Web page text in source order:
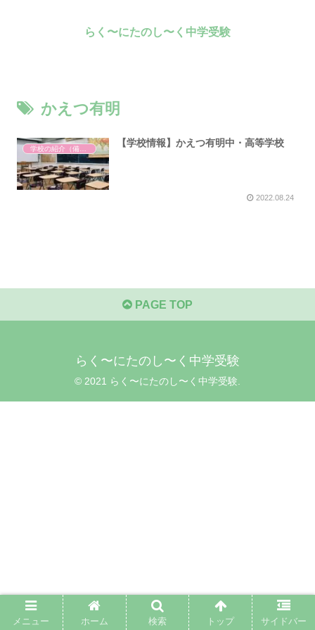
らく〜にたのし〜く中学受験
かえつ有明
【学校情報】かえつ有明中・高等学校
2022.08.24
PAGE TOP
らく〜にたのし〜く中学受験
© 2021 らく〜にたのし〜く中学受験.
メニュー ホーム 検索 トップ サイドバー